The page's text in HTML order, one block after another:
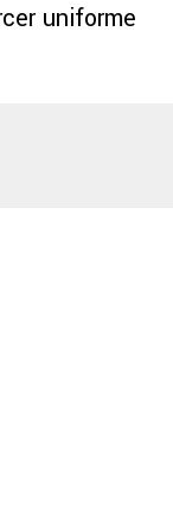
uniforme